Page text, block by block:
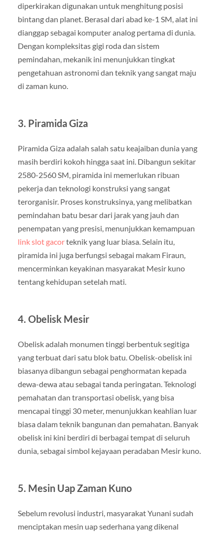
diperkirakan digunakan untuk menghitung posisi
bintang dan planet. Berasal dari abad ke-1 SM, alat ini
dianggap sebagai komputer analog pertama di dunia.
Dengan kompleksitas gigi roda dan sistem
pemindahan, mekanik ini menunjukkan tingkat
pengetahuan astronomi dan teknik yang sangat maju
di zaman kuno.
3. Piramida Giza
Piramida Giza adalah salah satu keajaiban dunia yang
masih berdiri kokoh hingga saat ini. Dibangun sekitar
2580-2560 SM, piramida ini memerlukan ribuan
pekerja dan teknologi konstruksi yang sangat
terorganisir. Proses konstruksinya, yang melibatkan
pemindahan batu besar dari jarak yang jauh dan
penempatan yang presisi, menunjukkan kemampuan
link slot gacorteknik yang luar biasa. Selain itu,
piramida ini juga berfungsi sebagai makam Firaun,
mencerminkan keyakinan masyarakat Mesir kuno
tentang kehidupan setelah mati.
4. Obelisk Mesir
Obelisk adalah monumen tinggi berbentuk segitiga
yang terbuat dari satu blok batu. Obelisk-obelisk ini
biasanya dibangun sebagai penghormatan kepada
dewa-dewa atau sebagai tanda peringatan. Teknologi
pemahatan dan transportasi obelisk, yang bisa
mencapai tinggi 30 meter, menunjukkan keahlian luar
biasa dalam teknik bangunan dan pemahatan. Banyak
obelisk ini kini berdiri di berbagai tempat di seluruh
dunia, sebagai simbol kejayaan peradaban Mesir kuno.
5. Mesin Uap Zaman Kuno
Sebelum revolusi industri, masyarakat Yunani sudah
menciptakan mesin uap sederhana yang dikenal